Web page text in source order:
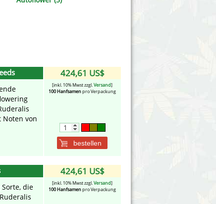
World of Seeds
CBD Nutzhanfsamen
von
424,61 US$
[inkl. 10% Mwst zzgl.Versand]
100 Hanfsamenpro Verpackung
bestellen
die
424,61 US$
[inkl. 10% Mwst zzgl.Versand]
100 Hanfsamenpro Verpackung